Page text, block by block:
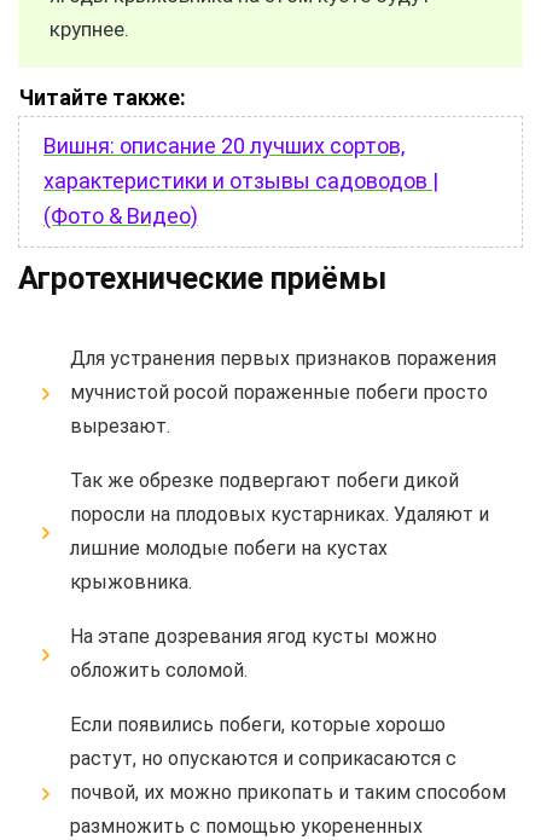
крупнее.
Читайте также:
Вишня: описание 20 лучших сортов,
характеристики и отзывы садоводов |
(Фото & Видео)
Агротехнические приёмы
Для устранения первых признаков поражения
мучнистой росой пораженные побеги просто
вырезают.
Так же обрезке подвергают побеги дикой
поросли на плодовых кустарниках. Удаляют и
лишние молодые побеги на кустах
крыжовника.
На этапе дозревания ягод кусты можно
обложить соломой.
Если появились побеги, которые хорошо
растут, но опускаются и соприкасаются с
почвой, их можно прикопать и таким способом
размножить с помощью укорененных